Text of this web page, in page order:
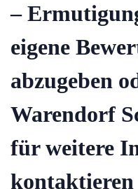
–
eigene
abzugeben
Warendorf
für weitere
kontaktieren